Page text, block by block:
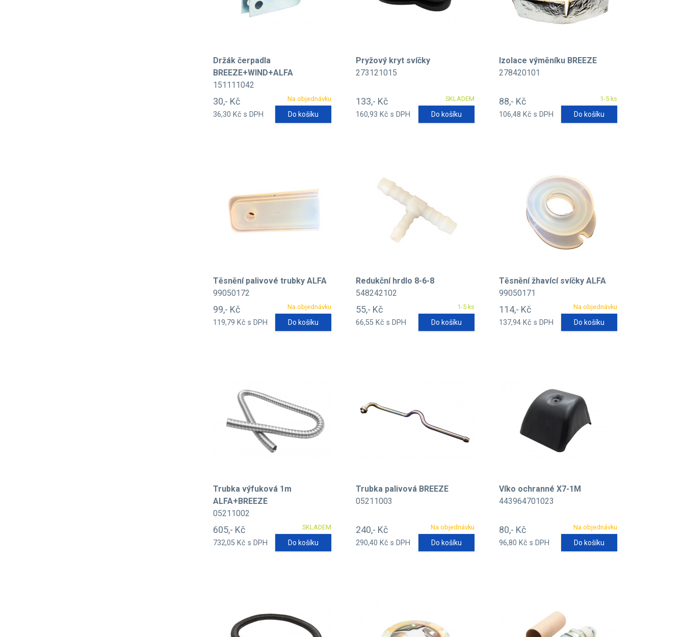
Držák čerpadla
BREEZE+WIND+ALFA
151111042
Na objednávku
30,- Kč
36,30 Kč s DPH Do košíku
Pryžový kryt svíčky
273121015
SKLADEM
133,- Kč
160,93 Kč s DPH Do košíku
Izolace výměníku BREEZE
278420101
1-5 ks
88,- Kč
106,48 Kč s DPH Do košíku
Těsnění palivové trubky ALFA
99050172
Na objednávku
99,- Kč
119,79 Kč s DPH Do košíku
Redukční hrdlo 8-6-8
548242102
1-5 ks
55,- Kč
66,55 Kč s DPH Do košíku
Těsnění žhavící svíčky ALFA
99050171
Na objednávku
114,- Kč
137,94 Kč s DPH Do košíku
Trubka výfuková 1m
ALFA+BREEZE
05211002
SKLADEM
605,- Kč
732,05 Kč s DPH Do košíku
Trubka palivová BREEZE
05211003
Na objednávku
240,- Kč
290,40 Kč s DPH Do košíku
Víko ochranné X7-1M
443964701023
Na objednávku
80,- Kč
96,80 Kč s DPH Do košíku